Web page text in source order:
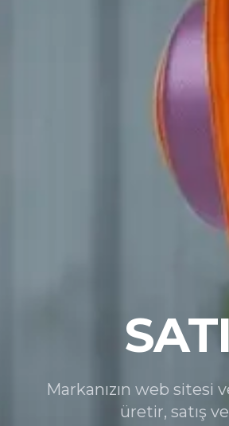
Markanızın web
üretir, satış